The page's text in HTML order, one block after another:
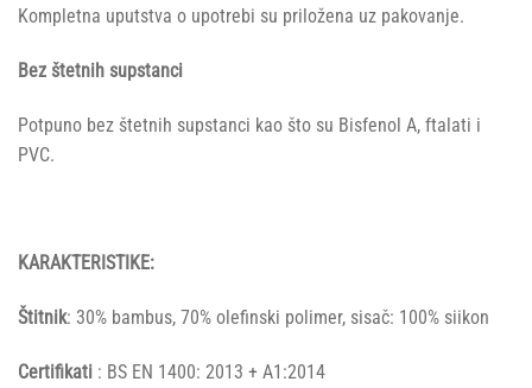
Kompletna uputstva o upotrebi su priložena uz pakovanje.
Bez štetnih supstanci
Potpuno bez štetnih supstanci kao što su Bisfenol A, ftalati i
PVC.
KARAKTERISTIKE:
Štitnik: 30% bambus, 70% olefinski polimer, sisač: 100% siikon
Certifikati : BS EN 1400: 2013 + A1:2014